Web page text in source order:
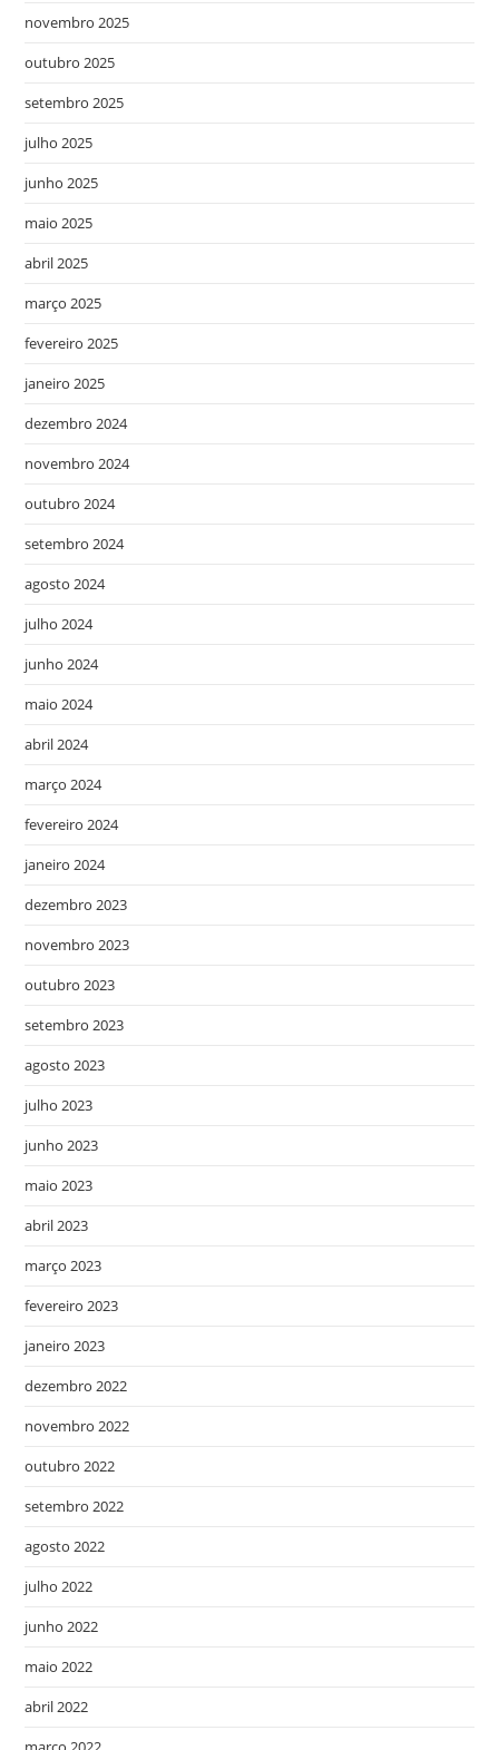
novembro 2025
outubro 2025
setembro 2025
julho 2025
junho 2025
maio 2025
abril 2025
março 2025
fevereiro 2025
janeiro 2025
dezembro 2024
novembro 2024
outubro 2024
setembro 2024
agosto 2024
julho 2024
junho 2024
maio 2024
abril 2024
março 2024
fevereiro 2024
janeiro 2024
dezembro 2023
novembro 2023
outubro 2023
setembro 2023
agosto 2023
julho 2023
junho 2023
maio 2023
abril 2023
março 2023
fevereiro 2023
janeiro 2023
dezembro 2022
novembro 2022
outubro 2022
setembro 2022
agosto 2022
julho 2022
junho 2022
maio 2022
abril 2022